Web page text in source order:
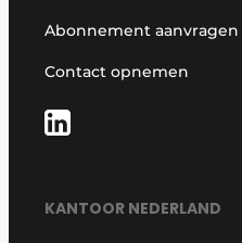
Abonnement aanvragen
Contact opnemen
KANTOOR NEDERLAND